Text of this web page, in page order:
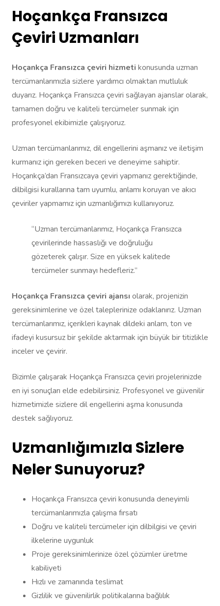
Hoçankça Fransızca
Çeviri Uzmanları
Hoçankça Fransızca çeviri hizmeti konusunda uzman
tercümanlarımızla sizlere yardımcı olmaktan mutluluk
duyarız. Hoçankça Fransızca çeviri sağlayan ajanslar olarak,
tamamen doğru ve kaliteli tercümeler sunmak için
profesyonel ekibimizle çalışıyoruz.
Uzman tercümanlarımız, dil engellerini aşmanız ve iletişim
kurmanız için gereken beceri ve deneyime sahiptir.
Hoçankça’dan Fransızcaya çeviri yapmanız gerektiğinde,
dilbilgisi kurallarına tam uyumlu, anlamı koruyan ve akıcı
çeviriler yapmamız için uzmanlığımızı kullanıyoruz.
“Uzman tercümanlarımız, Hoçankça Fransızca
çevirilerinde hassaslığı ve doğruluğu
gözeterek çalışır. Size en yüksek kalitede
tercümeler sunmayı hedefleriz.”
Hoçankça Fransızca çeviri ajansı olarak, projenizin
gereksinimlerine ve özel taleplerinize odaklanırız. Uzman
tercümanlarımız, içerikleri kaynak dildeki anlam, ton ve
ifadeyi kusursuz bir şekilde aktarmak için büyük bir titizlikle
inceler ve çevirir.
Bizimle çalışarak Hoçankça Fransızca çeviri projelerinizde
en iyi sonuçları elde edebilirsiniz. Profesyonel ve güvenilir
hizmetimizle sizlere dil engellerini aşma konusunda
destek sağlıyoruz.
Uzmanlığımızla Sizlere
Neler Sunuyoruz?
Hoçankça Fransızca çeviri konusunda deneyimli
tercümanlarımızla çalışma fırsatı
Doğru ve kaliteli tercümeler için dilbilgisi ve çeviri
ilkelerine uygunluk
Proje gereksinimlerinize özel çözümler üretme
kabiliyeti
Hızlı ve zamanında teslimat
Gizlilik ve güvenilirlik politikalarına bağlılık